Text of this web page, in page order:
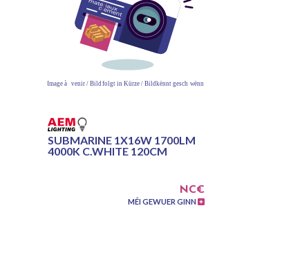
SUBMARINE 1X16W 1700LM
4000K C.WHITE 120CM
NC€
MÉI GEWUER GINN